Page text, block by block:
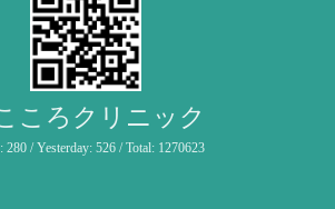
ころクリニック
280/ Yesterday: 526/ Total: 1270623